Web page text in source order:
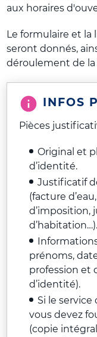
aux horaires
Le formulaire et la
seront donnés,
déroulement de
INFOS
Pièces
Original et
d’identité.
Justificatif
(facture
d’imposition,
d’habitation…).
prénoms,
profession et
d’identité).
Si le service
vous devez
(copie